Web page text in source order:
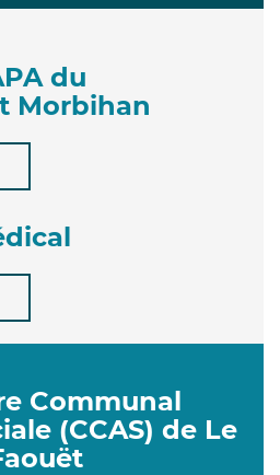
du
Morbihan
Communal
(CCAS) de Le